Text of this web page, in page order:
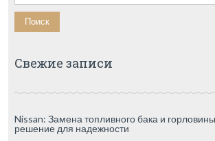
Свежие записи
Nissan: Замена топливного бака и
решение для надежности